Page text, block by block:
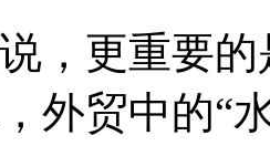
更重要的
外贸中的“